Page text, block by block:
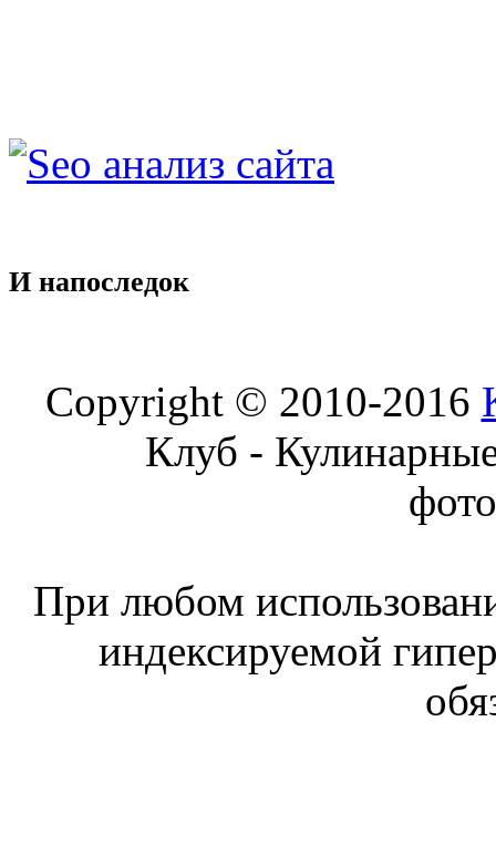
И напоследок
Copyright © 2010-2016
Клуб -
При любом
индексируемой